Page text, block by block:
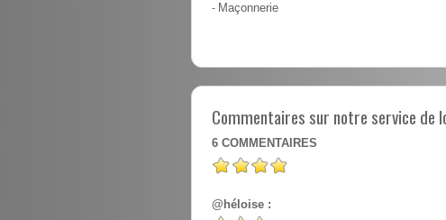
- Maçonnerie
Commentaires sur notre service de
6 COMMENTAIRES
@héloise :